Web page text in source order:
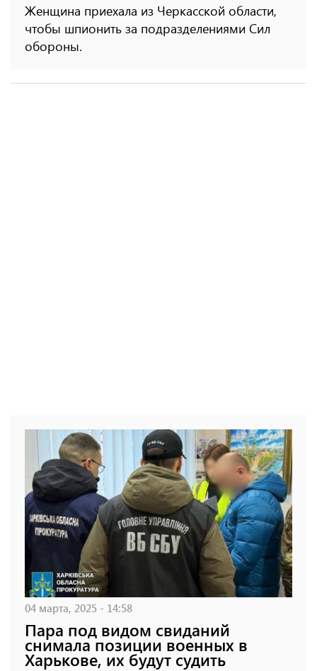
Женщина приехала из Черкасской области,
чтобы шпионить за подразделениями Сил
обороны.
04 марта, 2025 - 14:58
Пара под видом свиданий
снимала позиции военных в
Харькове, их будут судить